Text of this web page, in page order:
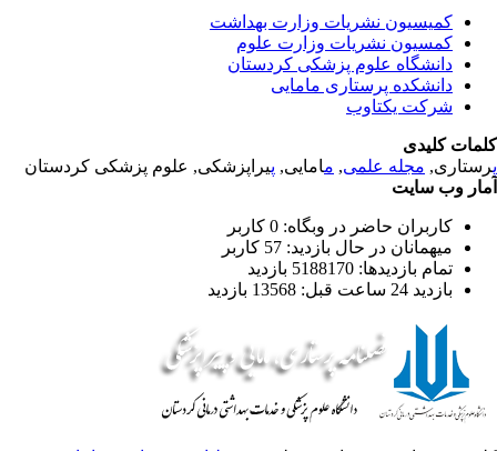
کمیسیون نشریات وزارت بهداشت
کمسیون نشریات وزارت علوم
دانشگاه علوم پزشکی کردستان
دانشکده پرستاری مامایی
شرکت یکتاوب
کلیدی
مجله علمی, م امایی, پیراپزشکی, علوم پزشکی کردستان
وب سایت
کاربران حاضر در وبگاه: 0 کاربر
میهمانان در حال بازدید: 57 کاربر
تمام بازدید‌ها: 5188170 بازدید
بازدید 24 ساعت قبل: 13568 بازدید